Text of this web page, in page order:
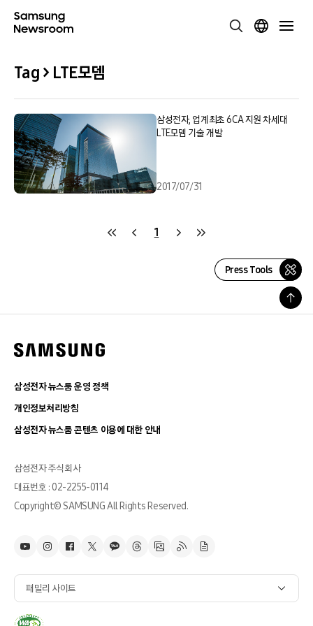
Tag > LTE모뎀
삼성전자, 업계최초 6CA 지원 차세대
LTE모뎀 기술 개발
2017/07/31
1
Press Tools
삼성전자 뉴스룸 운영 정책
개인정보처리방침
삼성전자 뉴스룸 콘텐츠 이용에 대한 안내
삼성전자 주식회사
대표번호 : 02-2255-0114
Copyright© SAMSUNG All Rights Reserved.
패밀리 사이트